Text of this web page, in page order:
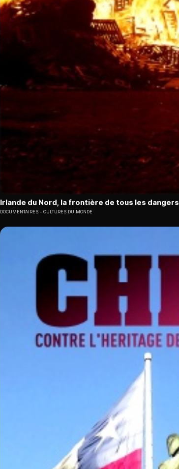
Irlande du Nord, la frontière de tous les dangers
DOCUMENTAIRES CULTURES DU MONDE